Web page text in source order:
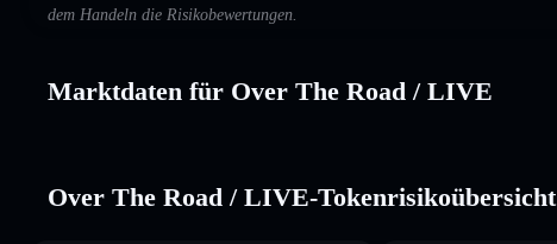
dem Handeln die Risikobewertungen.
Marktdaten für Over The Road / LIVE
Over The Road / LIVE-Tokenrisikoübersicht